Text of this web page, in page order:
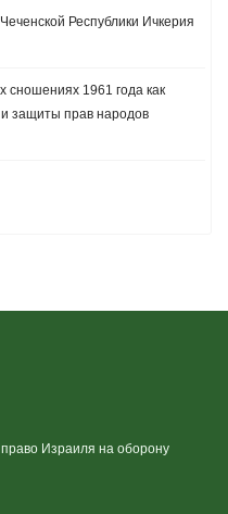
Республики Ичкерия
сношениях 1961 года как
защиты прав народов
Израиля на оборону